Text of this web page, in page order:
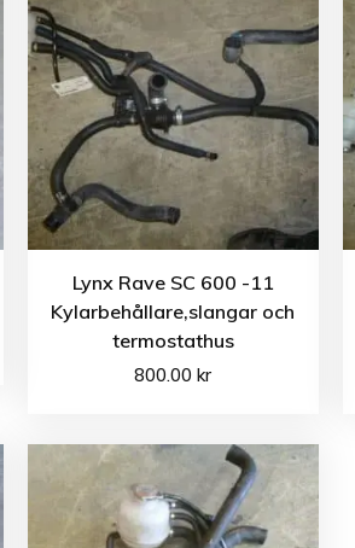
Lynx Rave SC 600 -11
Kylarbehållare,slangar och
termostathus
800.00kr